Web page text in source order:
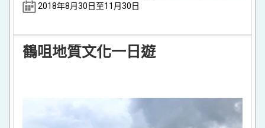
2018年8月30日至11月30日
鶴咀地質文化一日遊